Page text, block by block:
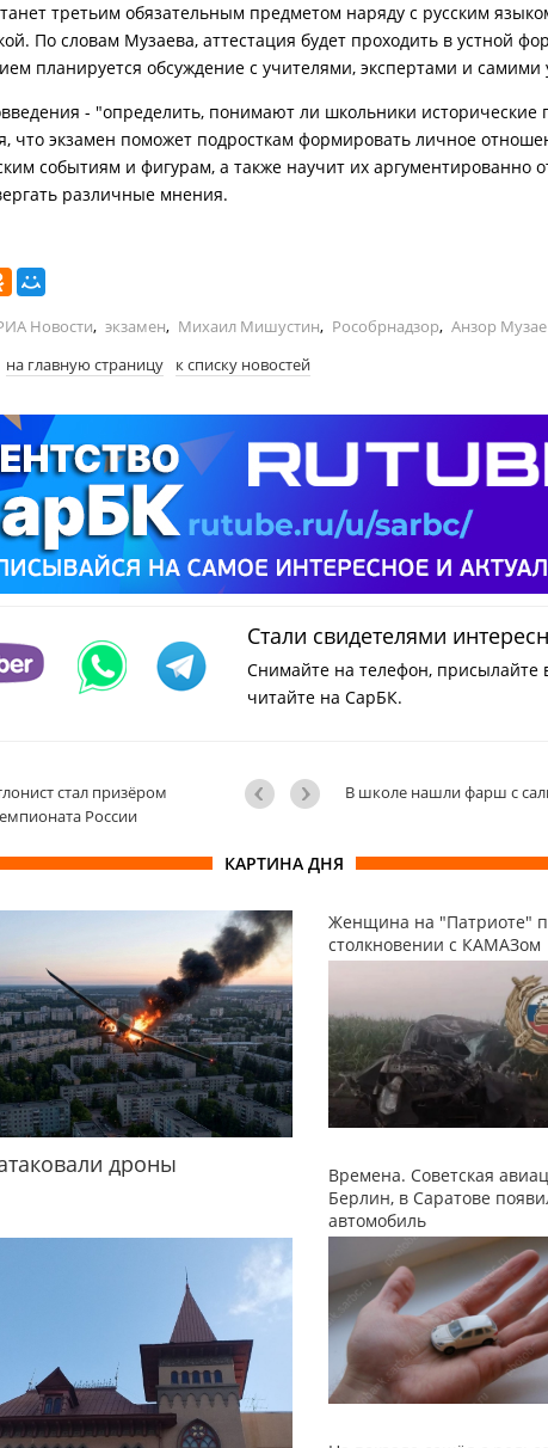
третьим обязательным предметом наряду с русским
По словам Музаева, аттестация будет проходить в устной
планируется обсуждение с учителями, экспертами и
- "определить, понимают ли школьники исторические
что экзамен поможет подросткам формировать личное
событиям и фигурам, а также научит их аргументированно
различные мнения.
Новости, экзамен, Михаил Мишустин, Рособрнадзор, Анзор
на главную страницу к списку новостей
Стали свидетелями
Снимайте на телефон, присылайте
читайте на СарБК.
стал призёром
России
В школе нашли фарш с
КАРТИНА ДНЯ
дроны
Женщина на "Патриоте"
столкновении с КАМАЗом
Времена. Советская
Берлин, в Саратове
автомобиль